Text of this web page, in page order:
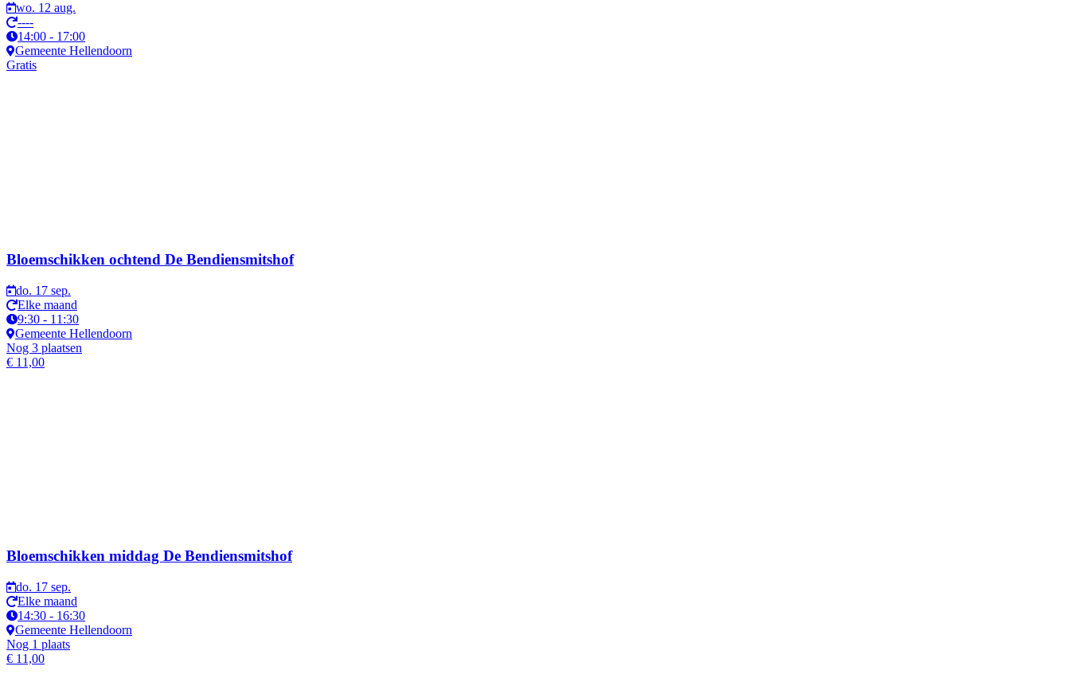
wo. 12 aug.
----
14:00 - 17:00
Gemeente Hellendoorn
Gratis
Bloemschikken ochtend De Bendiensmitshof
do. 17 sep.
Elke maand
9:30 - 11:30
Gemeente Hellendoorn
Nog 3 plaatsen
€ 11,00
Bloemschikken middag De Bendiensmitshof
do. 17 sep.
Elke maand
14:30 - 16:30
Gemeente Hellendoorn
Nog 1 plaats
€ 11,00